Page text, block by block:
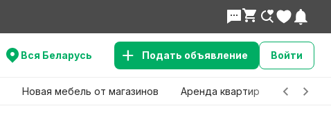
Вся Беларусь Подать объявление Войти
Новая мебель от магазинов Аренда квартир Детские